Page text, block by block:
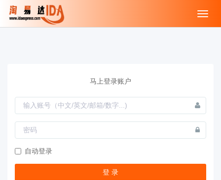
马上登录账户
自动登录